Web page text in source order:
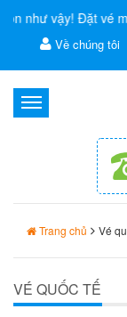
vậy! Đặt vé máy
Về chúng tôi
Menu
Trang chủ Vé
VÉ QUỐC TẾ